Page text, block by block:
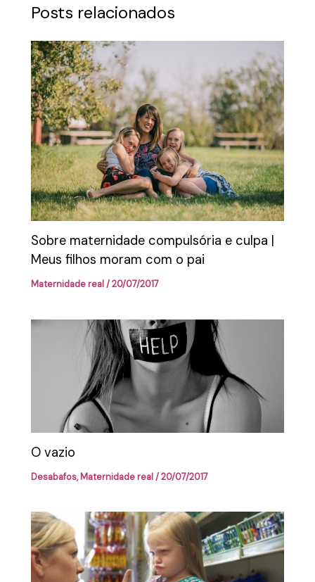
Posts relacionados
Sobre maternidade compulsória e culpa |
Meus filhos moram com o pai
Maternidade real/20/07/2017
O vazio
Desabafos,Maternidade real/20/07/2017